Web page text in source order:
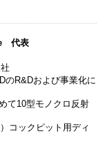
代表
のR&Dおよび事業化に
て10型モノクロ反射
コックピット用ディ